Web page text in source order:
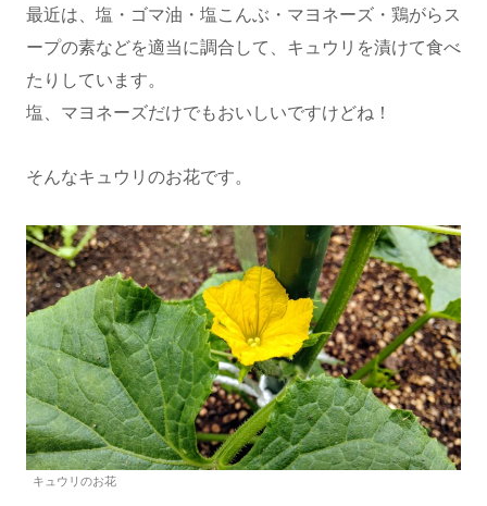
最近は、塩・ゴマ油・塩こんぶ・マヨネーズ・鶏がらス
ープの素などを適当に調合して、キュウリを漬けて食べ
たりしています。
塩、マヨネーズだけでもおいしいですけどね！
そんなキュウリのお花です。
キュウリのお花